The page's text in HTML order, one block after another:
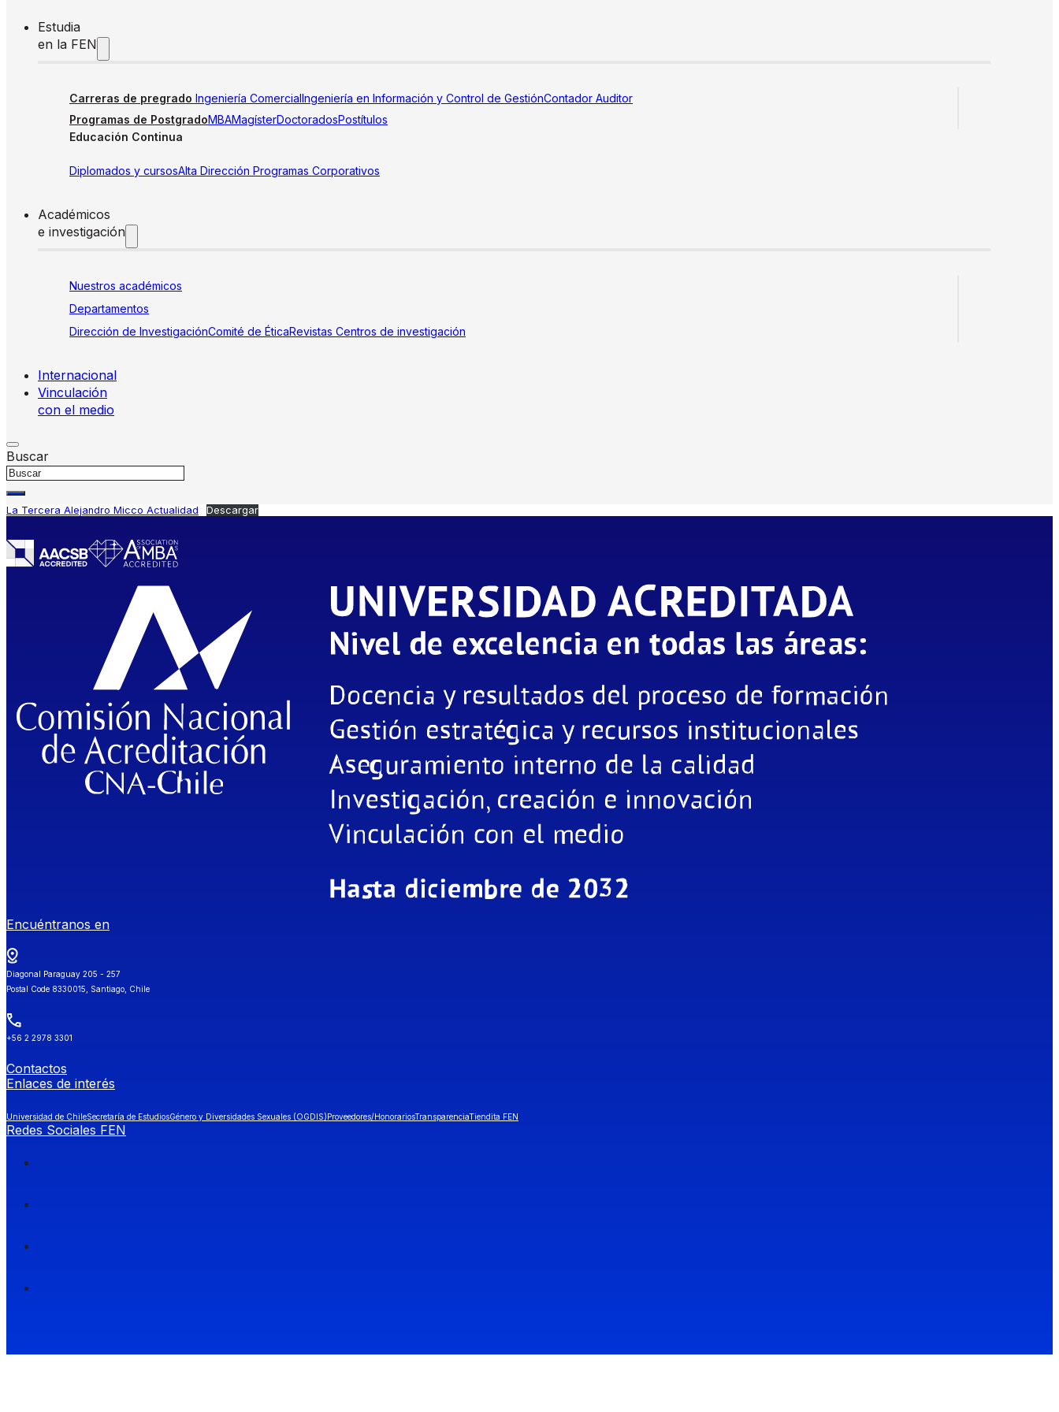
Estudia
en la FEN
Carreras de pregrado Ingeniería ComercialIngeniería en Información y Control de GestiónContador Auditor
Programas de PostgradoMBAMagísterDoctoradosPostítulos
Educación Continua
Diplomados y cursosAlta Dirección Programas Corporativos
Académicos
e investigación
Nuestros académicos
Departamentos
Dirección de InvestigaciónComité de ÉticaRevistas Centros de investigación
Internacional
Vinculación
con el medio
Buscar
La Tercera Alejandro Micco Actualidad Descargar
Encuéntranos en
Diagonal Paraguay 205 - 257
Postal Code 8330015, Santiago, Chile
+56 2 2978 3301
Contactos
Enlaces de interés
Universidad de ChileSecretaría de EstudiosGénero y Diversidades Sexuales (OGDIS)Proveedores/HonorariosTransparenciaTiendita FEN
Redes Sociales FEN